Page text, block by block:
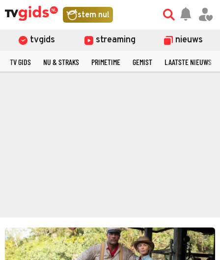
stem nu!
tvgids streaming nieuws
TV GIDS NU & STRAKS PRIMETIME GEMIST LAATSTE NIEUWS